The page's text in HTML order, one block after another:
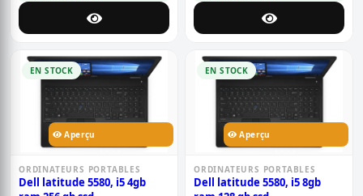
EN STOCK
Aperçu
ORDINATEURS PORTABLES
Dell latitude 5580, i5 4gb
EN STOCK
Aperçu
ORDINATEURS PORTABLES
Dell latitude 5580, i5 8gb